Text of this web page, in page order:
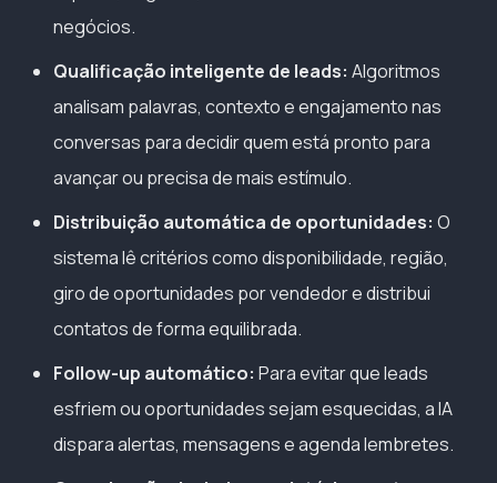
negócios.
Qualificação inteligente de leads: Algoritmos
analisam palavras, contexto e engajamento nas
conversas para decidir quem está pronto para
avançar ou precisa de mais estímulo.
Distribuição automática de oportunidades: O
sistema lê critérios como disponibilidade, região,
giro de oportunidades por vendedor e distribui
contatos de forma equilibrada.
Follow-up automático: Para evitar que leads
esfriem ou oportunidades sejam esquecidas, a IA
dispara alertas, mensagens e agenda lembretes.